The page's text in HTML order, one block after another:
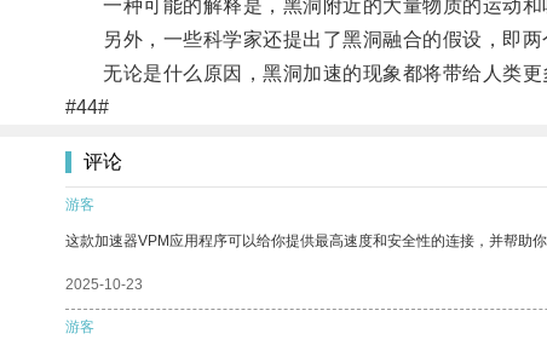
一种可能的解释是，黑洞附近的大量物质的运动和
另外，一些科学家还提出了黑洞融合的假设，即两
无论是什么原因，黑洞加速的现象都将带给人类更
#44#
评论
游客
这款加速器VPM应用程序可以给你提供最高速度和安全性的连接，并帮助你
2025-10-23
游客